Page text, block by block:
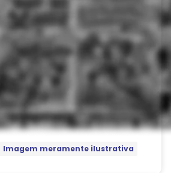
Imagem meramente ilustrativa